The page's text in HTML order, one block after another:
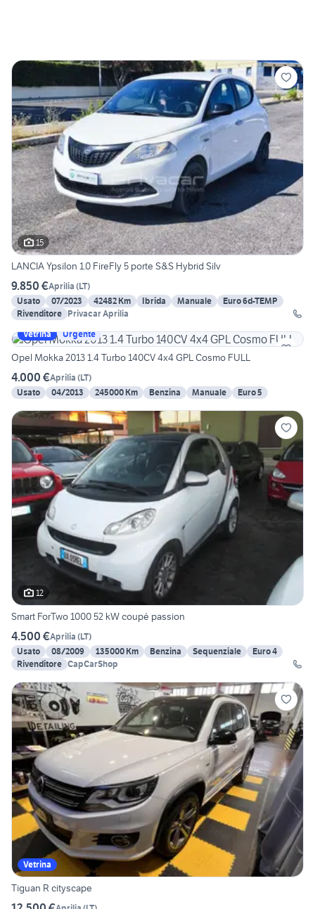
15
LANCIA Ypsilon 1.0 FireFly 5 porte S&S Hybrid Silv
9.850 €Aprilia (LT)
Usato
07/2023 42482 Km Ibrida Manuale
Euro 6d-TEMP
Rivenditore Privacar Aprilia
Vetrina
Urgente
Opel Mokka 2013 1.4 Turbo 140CV 4x4 GPL Cosmo FULL
4.000 €Aprilia (LT)
Usato
04/2013 245000 Km Benzina Manuale Euro 5
12
Smart ForTwo 1000 52 kW coupé passion
4.500 €Aprilia (LT)
Usato
08/2009 135000 Km Benzina Sequenziale
Euro 4
Rivenditore CapCarShop
Vetrina
Tiguan R cityscape